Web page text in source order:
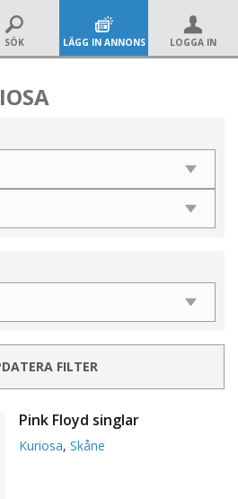
SÖK LÄGG IN ANNONS LOGGA IN
FILTER
Pink Floyd singlar
Kuriosa,Skåne